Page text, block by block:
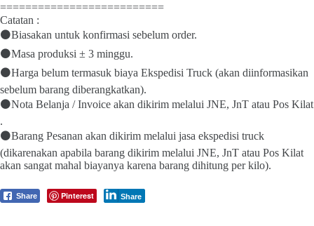
==========================
Catatan :
⚫Biasakan untuk konfirmasi sebelum order.
⚫Masa produksi ± 3 minggu.
⚫Harga belum termasuk biaya Ekspedisi Truck (akan diinformasikan
sebelum barang diberangkatkan).
⚫Nota Belanja / Invoice akan dikirim melalui JNE, JnT atau Pos Kilat
.
⚫Barang Pesanan akan dikirim melalui jasa ekspedisi truck
(dikarenakan apabila barang dikirim melalui JNE, JnT atau Pos Kilat
akan sangat mahal biayanya karena barang dihitung per kilo).
Share Pinterest Share